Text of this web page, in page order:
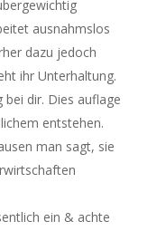
ausnahmslos
dazu jedoch
ihr Unterhaltung.
bei dir. Dies auflage
entstehen.
man sagt, sie
ein & achte